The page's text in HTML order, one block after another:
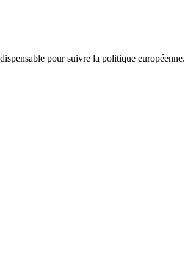
pour suivre la politique européenne.